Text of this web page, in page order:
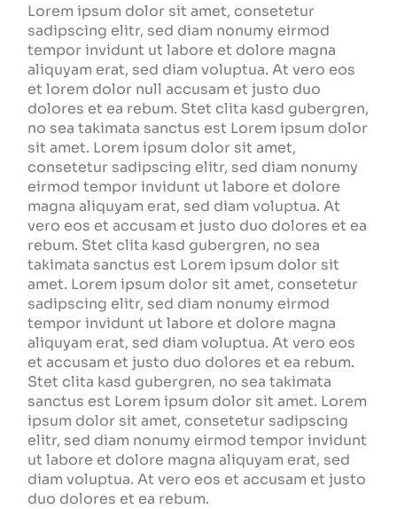
Lorem ipsum dolor sit amet, consetetur
sadipscing elitr, sed diam nonumy eirmod
tempor invidunt ut labore et dolore magna
aliquyam erat, sed diam voluptua. At vero eos
et lorem dolor null accusam et justo duo
dolores et ea rebum. Stet clita kasd gubergren,
no sea takimata sanctus est Lorem ipsum dolor
sit amet. Lorem ipsum dolor sit amet,
consetetur sadipscing elitr, sed diam nonumy
eirmod tempor invidunt ut labore et dolore
magna aliquyam erat, sed diam voluptua. At
vero eos et accusam et justo duo dolores et ea
rebum. Stet clita kasd gubergren, no sea
takimata sanctus est Lorem ipsum dolor sit
amet. Lorem ipsum dolor sit amet, consetetur
sadipscing elitr, sed diam nonumy eirmod
tempor invidunt ut labore et dolore magna
aliquyam erat, sed diam voluptua. At vero eos
et accusam et justo duo dolores et ea rebum.
Stet clita kasd gubergren, no sea takimata
sanctus est Lorem ipsum dolor sit amet. Lorem
ipsum dolor sit amet, consetetur sadipscing
elitr, sed diam nonumy eirmod tempor invidunt
ut labore et dolore magna aliquyam erat, sed
diam voluptua. At vero eos et accusam et justo
duo dolores et ea rebum.